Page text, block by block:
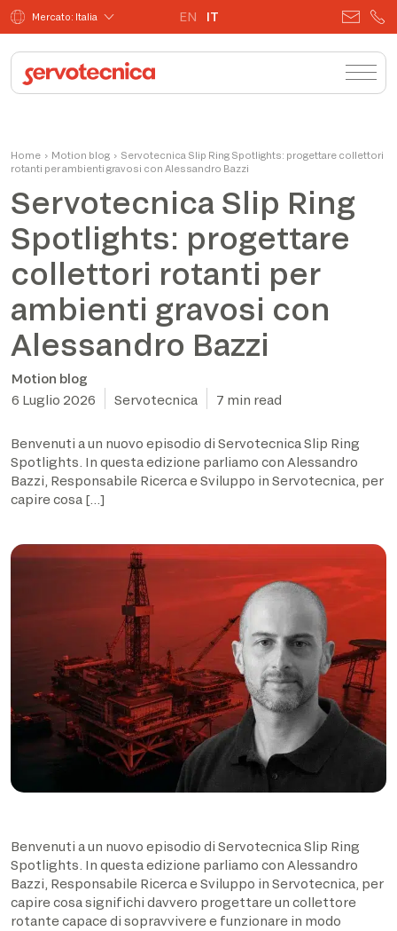
Mercato: Italia EN IT
Home › Motion blog › Servotecnica Slip Ring Spotlights: progettare collettori
rotanti per ambienti gravosi con Alessandro Bazzi
Servotecnica Slip Ring
Spotlights: progettare
collettori rotanti per
ambienti gravosi con
Alessandro Bazzi
Motion blog
6 Luglio 2026
Servotecnica 7 min read
Benvenuti a un nuovo episodio di Servotecnica Slip Ring
Spotlights. In questa edizione parliamo con Alessandro
Bazzi, Responsabile Ricerca e Sviluppo in Servotecnica, per
capire cosa […]
Benvenuti a un nuovo episodio di Servotecnica Slip Ring
Spotlights. In questa edizione parliamo con Alessandro
Bazzi, Responsabile Ricerca e Sviluppo in Servotecnica, per
capire cosa significhi davvero progettare un collettore
rotante capace di sopravvivere e funzionare in modo